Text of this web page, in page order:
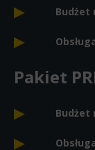
Budżet
Pakiet
Budżet